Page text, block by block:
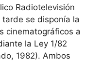
Radiotelevisión
tarde se disponía la
cinematográficos a
la Ley 1/82
1982). Ambos